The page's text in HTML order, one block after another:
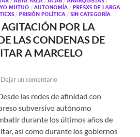
MUTUO / AUTONOMÍA / PRESXS DE LARGA
/ PRISIÓN POLÍTICA / SIN CATEGORÍA
POR LA
LAS CONDENAS DE
A MARCELO
Dejar un comentario
las redes de afinidad con
subversivo autónomo
durante los últimos años de
así como durante los gobiernos